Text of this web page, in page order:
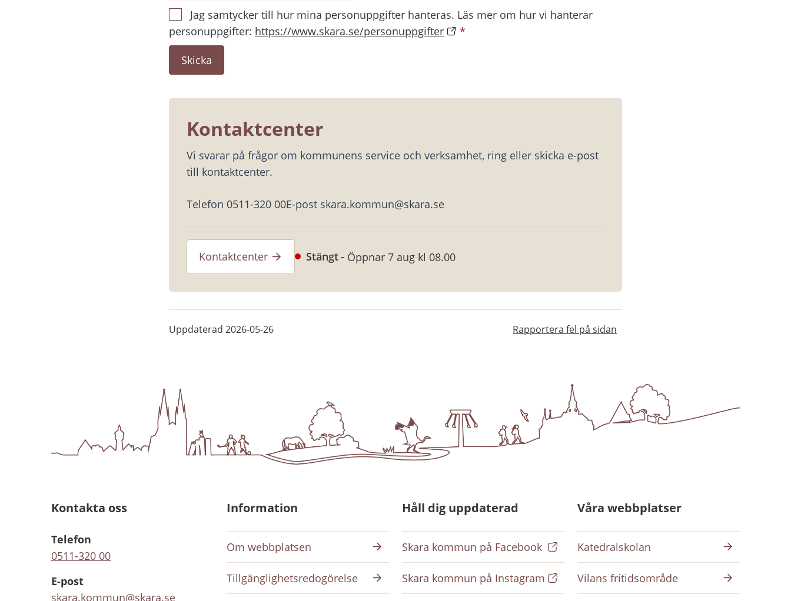
Jag samtycker till hur mina personuppgifter hanteras. Läs mer om hur vi hanterar
personuppgifter: https://www.skara.se/personuppgifter *
Kontaktcenter
Vi svarar på frågor om kommunens service och verksamhet, ring eller skicka e-post
till kontaktcenter.
Telefon 0511-320 00E-post skara.kommun@skara.se
Kontaktcenter Stängt Öppnar 7 aug kl 08.00
Uppdaterad 2026-05-26 Rapportera fel på sidan
Kontakta oss
Telefon
0511-320 00
E-post
skara.kommun@skara.se
Information
Om webbplatsen
Tillgänglighetsredogörelse
Håll dig uppdaterad
Skara kommun på Facebook
Skara kommun på Instagram
Våra webbplatser
Katedralskolan
Vilans fritidsområde